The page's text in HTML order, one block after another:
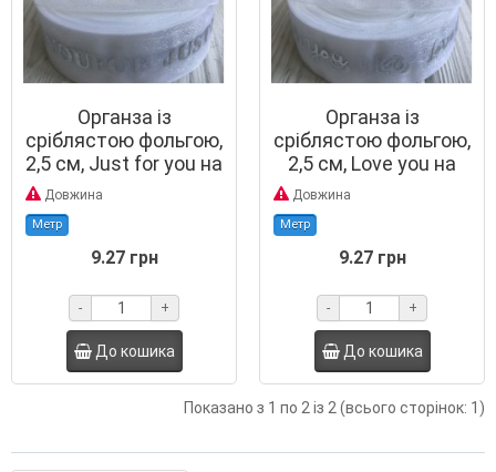
Органза із
сріблястою фольгою,
2,5 см, Just for you на
білому, метр
Довжина
Метр
9.27 грн
- +
До кошика
Органза із
сріблястою фольгою,
2,5 см, Love you на
білому, метр
Довжина
Метр
9.27 грн
- +
До кошика
Показано з 1 по 2 із 2 (всього сторінок: 1)